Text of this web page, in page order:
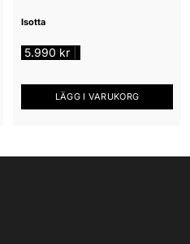
Isotta
5.990 kr
LÄGG I VARUKORG